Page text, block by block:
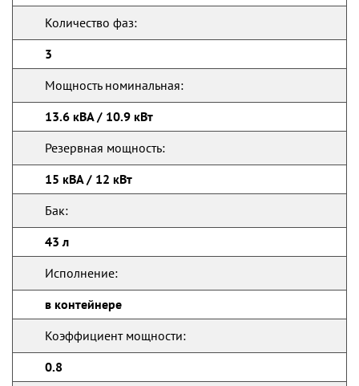
Количество фаз:
3
Мощность номинальная:
13.6 кВА / 10.9 кВт
Резервная мощность:
15 кВА / 12 кВт
Бак:
43 л
Исполнение:
в контейнере
Коэффициент мощности:
0.8